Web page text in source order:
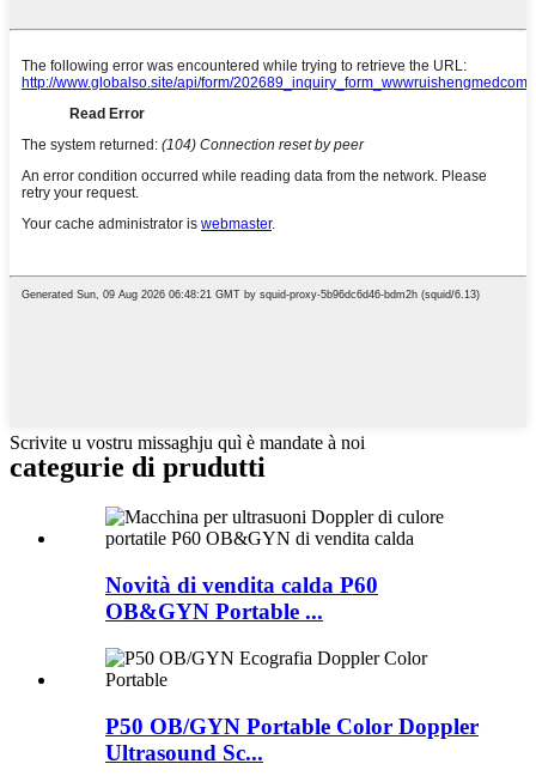
Scrivite u vostru missaghju quì è mandate à noi
categurie di prudutti
Novità di vendita calda P60
OB&GYN Portable ...
P50 OB/GYN Portable Color Doppler
Ultrasound Sc...